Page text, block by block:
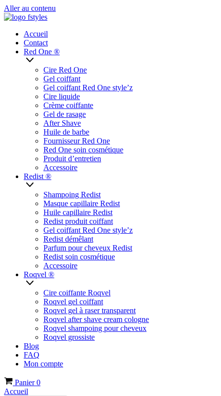
Aller au contenu
Accueil
Contact
Red One ®
Cire Red One
Gel coiffant
Gel coiffant Red One style’z
Cire liquide
Crème coiffante
Gel de rasage
After Shave
Huile de barbe
Fournisseur Red One
Red One soin cosmétique
Produit d’entretien
Accessoire
Redist ®
Shampoing Redist
Masque capillaire Redist
Huile capillaire Redist
Redist produit coiffant
Gel coiffant Red One style’z
Redist démêlant
Parfum pour cheveux Redist
Redist soin cosmétique
Accessoire
Roqvel ®
Cire coiffante Roqvel
Roqvel gel coiffant
Roqvel gel à raser transparent
Roqvel after shave cream cologne
Roqvel shampoing pour cheveux
Roqvel grossiste
Blog
FAQ
Mon compte
Panier0
Accueil